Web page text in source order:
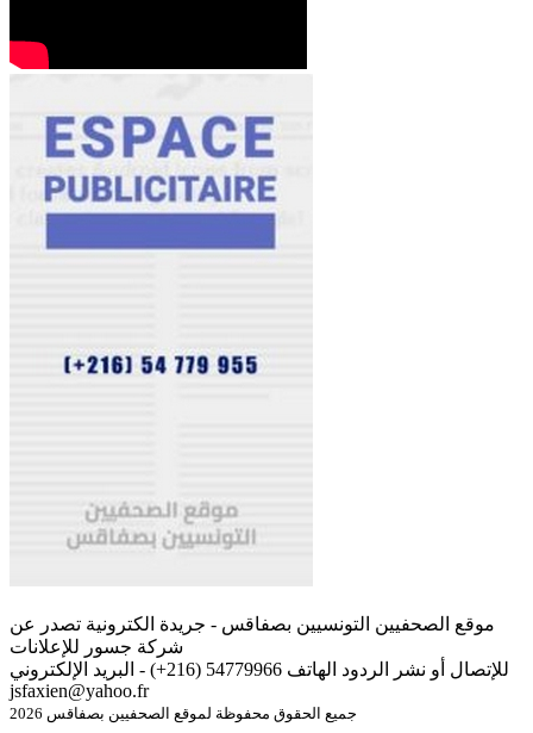
موقع الصحفيين التونسيين بصفاقس - جريدة الكترونية تصدر عن
شركة جسور للإعلانات
للإتصال أو نشر الردود الهاتف 54779966 (216+) - البريد الإلكتروني
jsfaxien@yahoo.fr
جميع الحقوق محفوظة لموقع الصحفيين بصفاقس 2026